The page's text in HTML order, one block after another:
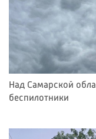
Над Самарской
беспилотники